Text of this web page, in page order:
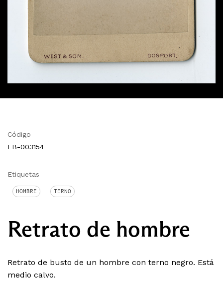
Código
FB-003154
Etiquetas
HOMBRE TERNO
Retrato de hombre
Retrato de busto de un hombre con terno negro. Está
medio calvo.